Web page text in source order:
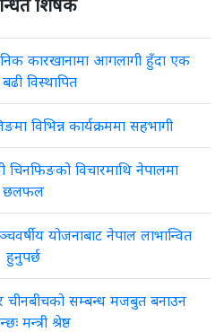
शिर्षक
कारखानामा आगलागी हुँदा एक
विस्थापित
विभिन्न कार्यक्रममा सहभागी
चिनफिङको विचारमाथि नेपालमा
छलफल
योजनाबाट नेपाल लाभान्वित
हुनुपर्छ
चीनबीचको सम्बन्ध मजबुत बनाउन
मन्त्री श्रेष्ठ